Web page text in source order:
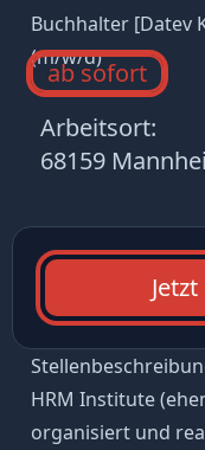
Buchhalter [Datev
(m/w/d)
ab sofort
Arbeitsort:
68159
HRM Institute
organisiert und